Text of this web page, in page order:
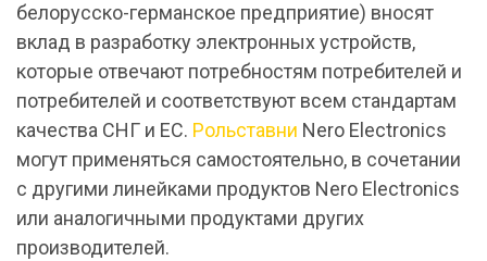
белорусско-германское предприятие) вносят
вклад в разработку электронных устройств,
которые отвечают потребностям потребителей и
потребителей и соответствуют всем стандартам
качества СНГ и ЕС. Рольставни Nero Electronics
могут применяться самостоятельно, в сочетании
с другими линейками продуктов Nero Electronics
или аналогичными продуктами других
производителей.